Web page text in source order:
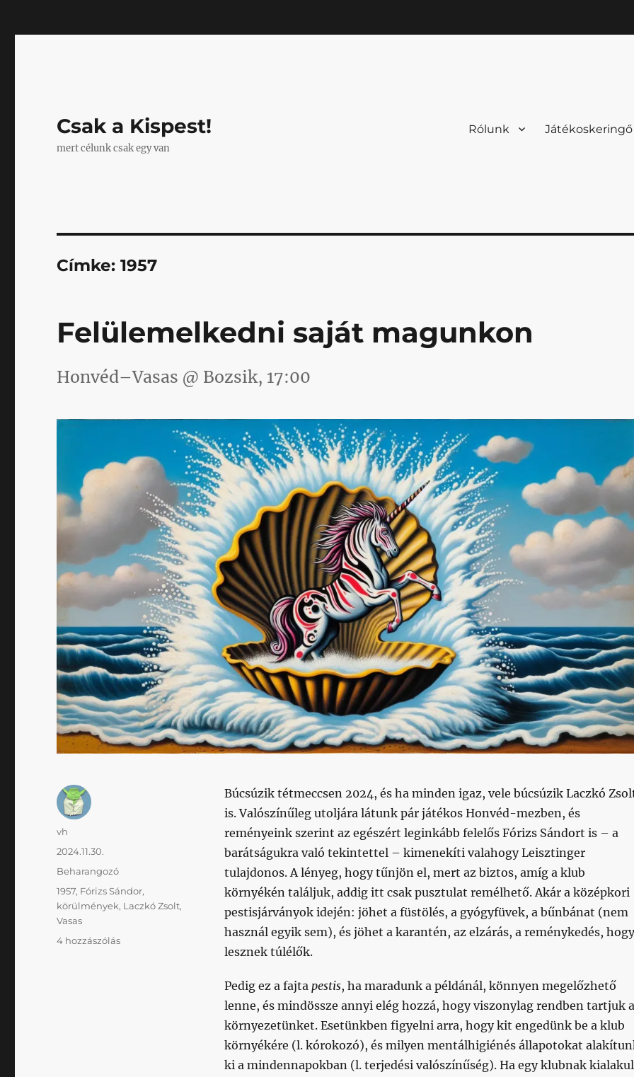
Csak a Kispest!
mert célunk csak egy van
Rólunk Játékoskeringő
Címke:1957
Felülemelkedni saját magunkon
Honvéd–Vasas @ Bozsik, 17:00
Búcsúzik tétmeccsen 2024, és ha minden igaz, vele búcsúzik Laczkó
is. Valószínűleg utoljára látunk pár játékos Honvéd-mezben, és
reményeink szerint az egészért leginkább felelős Fórizs Sándort is – a
barátságukra való tekintettel – kimenekíti valahogy Leisztinger
tulajdonos. A lényeg, hogy tűnjön el, mert az biztos, amíg a klub
környékén találjuk, addig itt csak pusztulat remélhető. Akár a középkori
pestisjárványok idején: jöhet a füstölés, a gyógyfüvek, a bűnbánat (nem
használ egyik sem), és jöhet a karantén, az elzárás, a reménykedés, hogy
lesznek túlélők.
Pedig ez a fajta pestis, ha maradunk a példánál, könnyen megelőzhető
lenne, és mindössze annyi elég hozzá, hogy viszonylag rendben tartjuk a
környezetünket. Esetünkben figyelni arra, hogy kit engedünk be a klub
környékére (l. kórokozó), és milyen mentálhigiénés állapotokat
ki a mindennapokban (l. terjedési valószínűség). Ha egy klubnak kialakul
Szerző
vh
Közzétéve
2024.11.30.
Kategória
Beharangozó
Címke
1957, Fórizs Sándor,
körülmények, Laczkó Zsolt,
Vasas
4 hozzászólásFelülemelkedni